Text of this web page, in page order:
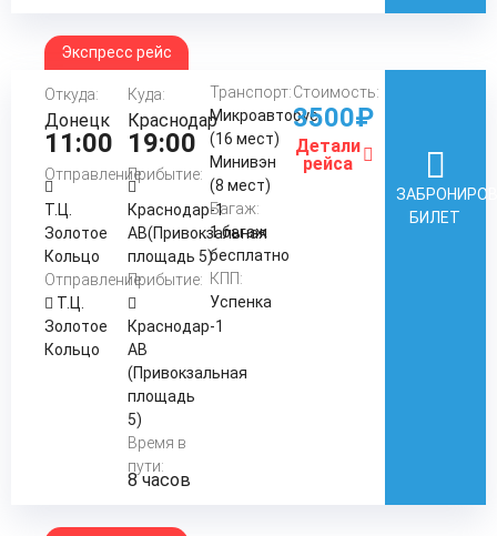
Экспресс рейс
Откуда:
Донецк
11:00
Отправление:
Т.Ц.
Золотое
Кольцо
Отправление:
Т.Ц.
Золотое
Кольцо
Куда:
Краснодар
19:00
Прибытие:
Краснодар-1
АВ(Привокзальная
площадь 5)
Прибытие:
Краснодар-1
АВ
(Привокзальная
площадь
5)
Время в
пути:
8 часов
Транспорт:
Микроавтобус
(16 мест)
Минивэн
(8 мест)
Багаж:
1 багаж
бесплатно
КПП:
Успенка
Стоимость:
3500₽
Детали
рейса
БИЛЕТ